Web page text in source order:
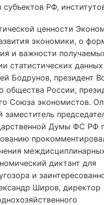
РФ,
ценности
экономики, о
и важности
статистических данных
Бодрунов, президент
общества России,
Союза экономистов.
Думы ФС РФ
диктант для
и
Широв, директор